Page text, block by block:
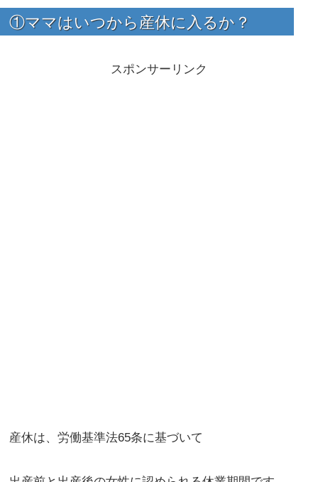
①ママはいつから産休に入るか？
スポンサーリンク
産休は、労働基準法65条に基づいて